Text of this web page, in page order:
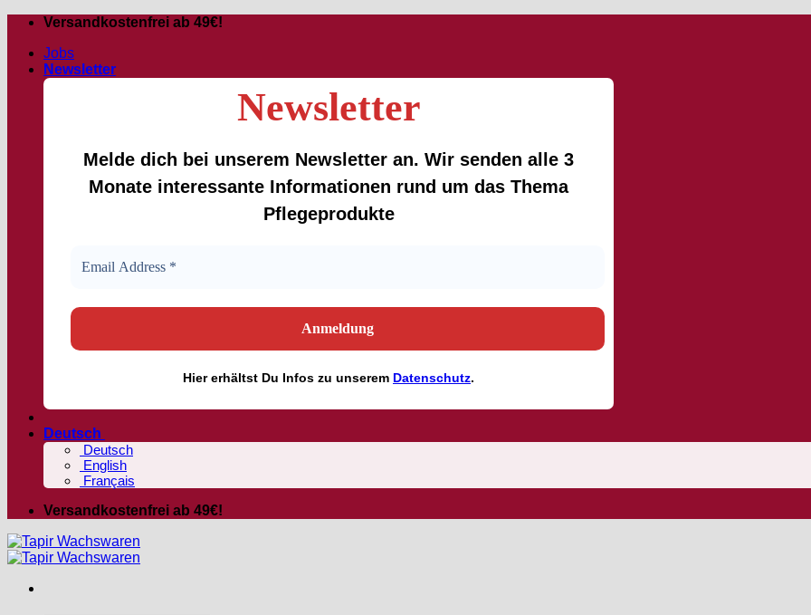
Zum
springen
Versandkostenfrei ab 49€!
Jobs
Newsletter
Newsletter
Melde dich bei unserem Newsletter an. Wir senden alle 3
Monate interessante Informationen rund um das Thema
Pflegeprodukte
Hiererhältst Du Infos zu unserem Datenschutz.
Deutsch
Deutsch
English
Français
Versandkostenfrei ab 49€!